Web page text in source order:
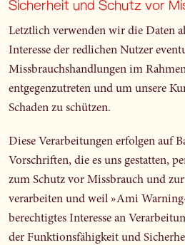
Sicherheit und Schutz vor
Letztlich verwenden wir die Daten
Interesse der redlichen Nutzer
Missbrauchshandlungen im
entgegenzutreten und um unsere
Schaden zu schützen.
Diese Verarbeitungen erfolgen auf
Vorschriften, die es uns gestatten,
zum Schutz vor Missbrauch und
verarbeiten und weil »Ami
berechtigtes Interesse an
der Funktionsfähigkeit und